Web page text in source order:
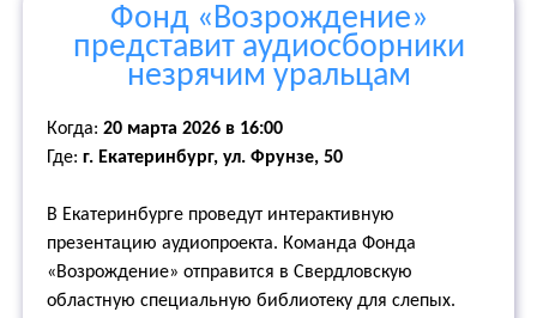
Фонд «Возрождение»
представит аудиосборники
незрячим уральцам
Когда: 20 марта 2026 в 16:00
Где: г. Екатеринбург, ул. Фрунзе, 50
В Екатеринбурге проведут интерактивную
презентацию аудиопроекта. Команда Фонда
«Возрождение» отправится в Свердловскую
областную специальную библиотеку для слепых.